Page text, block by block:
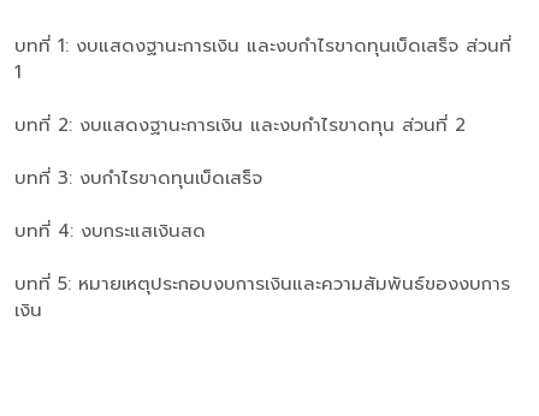
บทที่ 1: งบแสดงฐานะการเงิน และงบกำไรขาดทุนเบ็ดเสร็จ ส่วนที่
1
บทที่ 2: งบแสดงฐานะการเงิน และงบกำไรขาดทุน ส่วนที่ 2
บทที่ 3: งบกำไรขาดทุนเบ็ดเสร็จ
บทที่ 4: งบกระแสเงินสด
บทที่ 5: หมายเหตุประกอบงบการเงินและความสัมพันธ์ของงบการ
เงิน